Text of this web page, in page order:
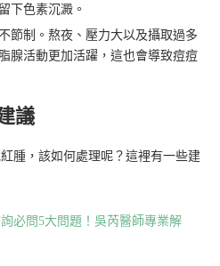
下色素沉澱。
節制。熬夜、壓力大以及攝取過多
腺活動更加活躍，這也會導致痘痘
議
腫，該如何處理呢？這裡有一些建
必問5大問題！吳芮醫師專業解